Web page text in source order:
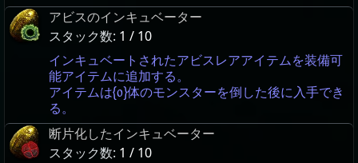
アビスのインキュベーター
スタック数: 1 / 10
インキュベートされたアビスレアアイテムを装備可
能アイテムに追加する。
アイテムは{0}体のモンスターを倒した後に入手でき
る。
断片化したインキュベーター
スタック数: 1 / 10